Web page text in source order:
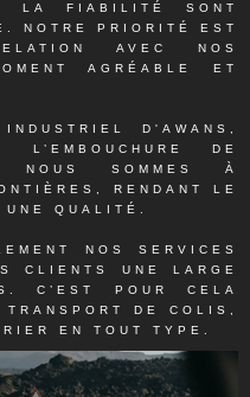
LA FIABILITÉ SONT
NOTRE PRIORITÉ EST
AVEC NOS
AGRÉABLE ET
D'AWANS,
DE
NOUS SOMMES À
RENDANT LE
UNE QUALITÉ.
NOS SERVICES
CLIENTS UNE LARGE
C’EST POUR CELA
TRANSPORT DE COLIS,
EN TOUT TYPE.